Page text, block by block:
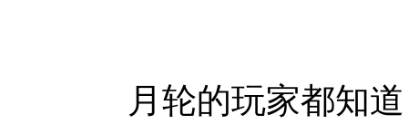
月轮的玩家都知道